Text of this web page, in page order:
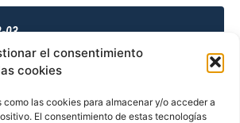
el consentimiento
cookies
las cookies para almacenar y/o acceder a
El consentimiento de estas tecnologías
03
04